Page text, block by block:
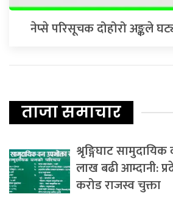
नेप्से परिसूचक दोहोरो अङ्कले
ताजा समाचार
श्रृङ्गिघाट
लाख बढी आम्दानी:
करोड राजस्व चुक्ता